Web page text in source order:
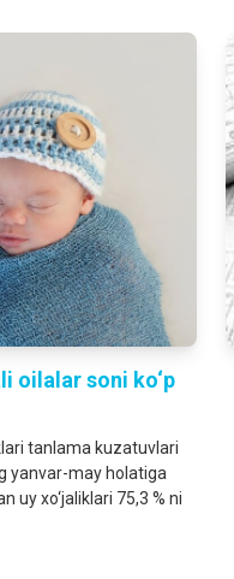
oilalar soni ko‘p
tanlama kuzatuvlari
yanvar-may holatiga
uy xo‘jaliklari 75,3 % ni